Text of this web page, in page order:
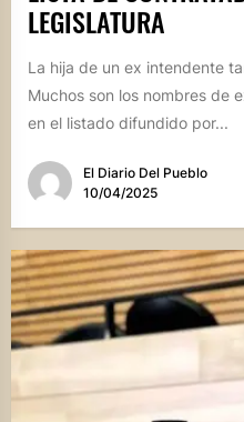
LEGISLATURA
La hija de un ex intendente
Muchos son los nombres de
en el listado difundido por...
El Diario Del Pueblo
10/04/2025